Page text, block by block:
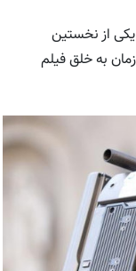
از نخستین
به خلق فیلم
ایران به ما